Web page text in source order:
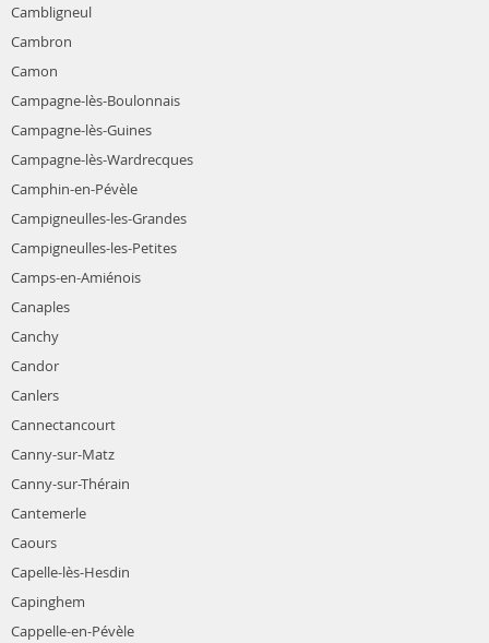
Cambligneul
Cambron
Camon
Campagne-lès-Boulonnais
Campagne-lès-Guines
Campagne-lès-Wardrecques
Camphin-en-Pévèle
Campigneulles-les-Grandes
Campigneulles-les-Petites
Camps-en-Amiénois
Canaples
Canchy
Candor
Canlers
Cannectancourt
Canny-sur-Matz
Canny-sur-Thérain
Cantemerle
Caours
Capelle-lès-Hesdin
Capinghem
Cappelle-en-Pévèle